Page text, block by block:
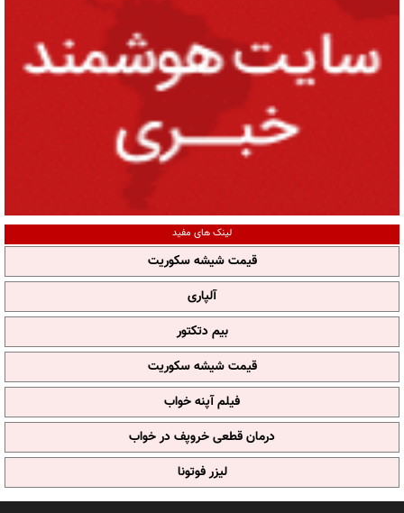
لینک های مفید
قیمت شیشه سکوریت
آلپاری
بیم دتکتور
قیمت شیشه سکوریت
فیلم آپنه خواب
درمان قطعی خروپف در خواب
لیزر فوتونا